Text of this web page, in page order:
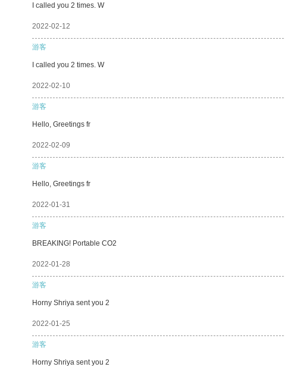
I called you 2 times. W
2022-02-12
游客
I called you 2 times. W
2022-02-10
游客
Hello, Greetings fr
2022-02-09
游客
Hello, Greetings fr
2022-01-31
游客
BREAKING! Portable CO2
2022-01-28
游客
Horny Shriya sent you 2
2022-01-25
游客
Horny Shriya sent you 2